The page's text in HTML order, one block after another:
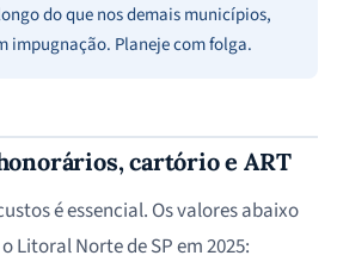
do que nos demais municípios,
impugnação. Planeje com folga.
cartório e ART
é essencial. Os valores abaixo
Litoral Norte de SP em 2025: